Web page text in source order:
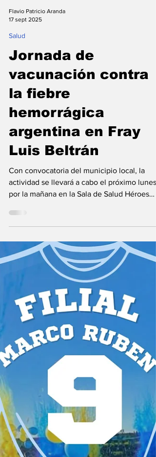
17 sept 2025
Salud
Jornada de
vacunación contra
la fiebre
hemorrágica
argentina en Fray
Luis Beltrán
Con convocatoria del municipio local, la
actividad se llevará a cabo el próximo lunes
por la mañana en la Sala de Salud Héroes
de...